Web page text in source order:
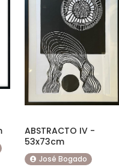
ABSTRACTO IV -
53x73cm
José Bogado